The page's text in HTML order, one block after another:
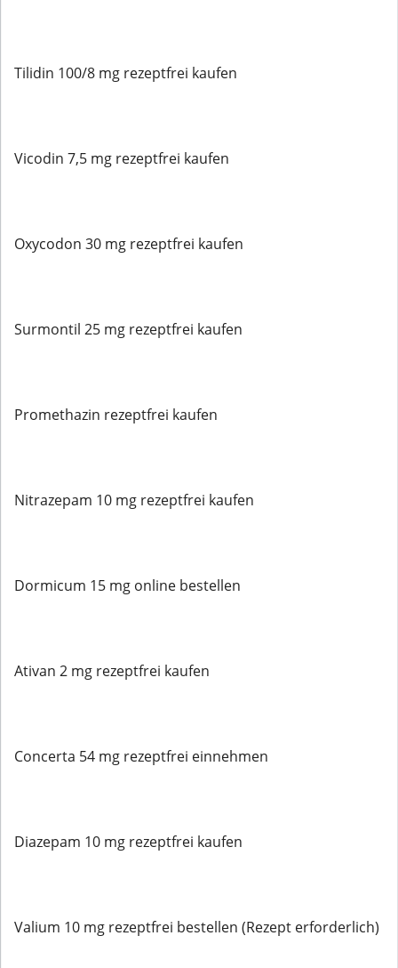
Tilidin 100/8 mg rezeptfrei kaufen
Vicodin 7,5 mg rezeptfrei kaufen
Oxycodon 30 mg rezeptfrei kaufen
Surmontil 25 mg rezeptfrei kaufen
Promethazin rezeptfrei kaufen
Nitrazepam 10 mg rezeptfrei kaufen
Dormicum 15 mg online bestellen
Ativan 2 mg rezeptfrei kaufen
Concerta 54 mg rezeptfrei einnehmen
Diazepam 10 mg rezeptfrei kaufen
Valium 10 mg rezeptfrei bestellen (Rezept erforderlich)